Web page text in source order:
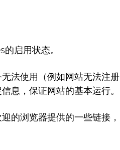
的启用状态。
法使用（例如网站无法注册
息，保证网站的基本运行。
的浏览器提供的一些链接，